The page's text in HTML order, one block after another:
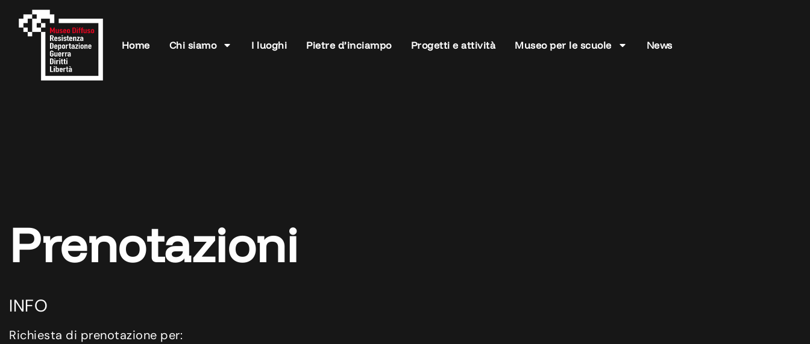
Home Chi siamo I luoghi Pietre d’inciampo Progetti e attività Museo per le scuole News
Prenotazioni
INFO
Richiesta di prenotazione per: